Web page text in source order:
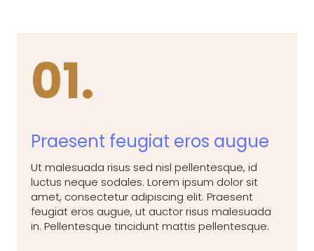
01.
Praesent feugiat eros augue
Ut malesuada risus sed nisl pellentesque, id
luctus neque sodales. Lorem ipsum dolor sit
amet, consectetur adipiscing elit. Praesent
feugiat eros augue, ut auctor risus malesuada
in. Pellentesque tincidunt mattis pellentesque.